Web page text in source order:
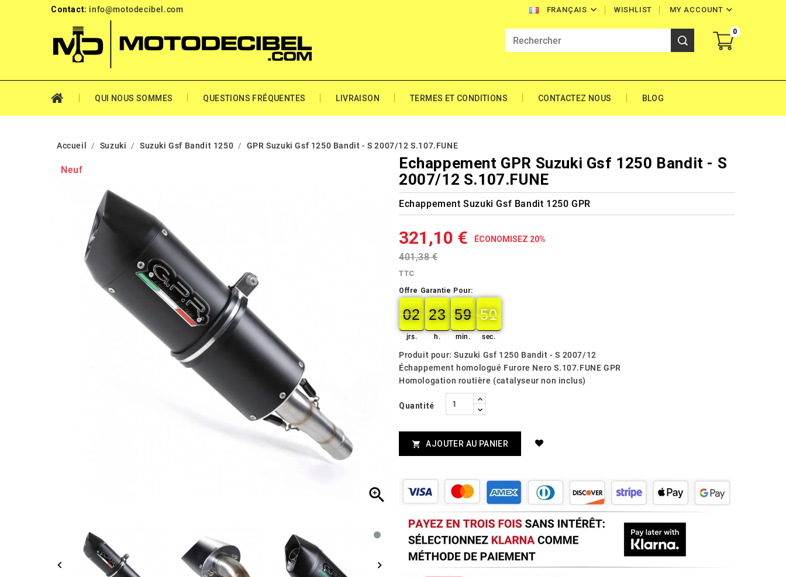
Contact: info@motodecibel.com FRANÇAIS  MY ACCOUNT 
WISHLIST
0
QUI NOUS SOMMES QUESTIONS FRÉQUENTES LIVRAISON TERMES ET CONDITIONS CONTACTEZ NOUS BLOG
Accueil Suzuki Suzuki Gsf Bandit 1250 GPR Suzuki Gsf 1250 Bandit - S 2007/12 S.107.FUNE
Neuf

Echappement GPR Suzuki Gsf 1250 Bandit - S
2007/12 S.107.FUNE
Echappement Suzuki Gsf Bandit 1250 GPR
321,10 € ÉCONOMISEZ 20%
401,38 €
TTC
Offre Garantie Pour:
02
02
00
jrs.
23
23
00
h.
59
59
00
min.
49
49
50
sec.
Produit pour: Suzuki Gsf 1250 Bandit - S 2007/12
Échappement homologué Furore Nero S.107.FUNE GPR
Homologation routière (catalyseur non inclus)
Quantité
 AJOUTER AU PANIER